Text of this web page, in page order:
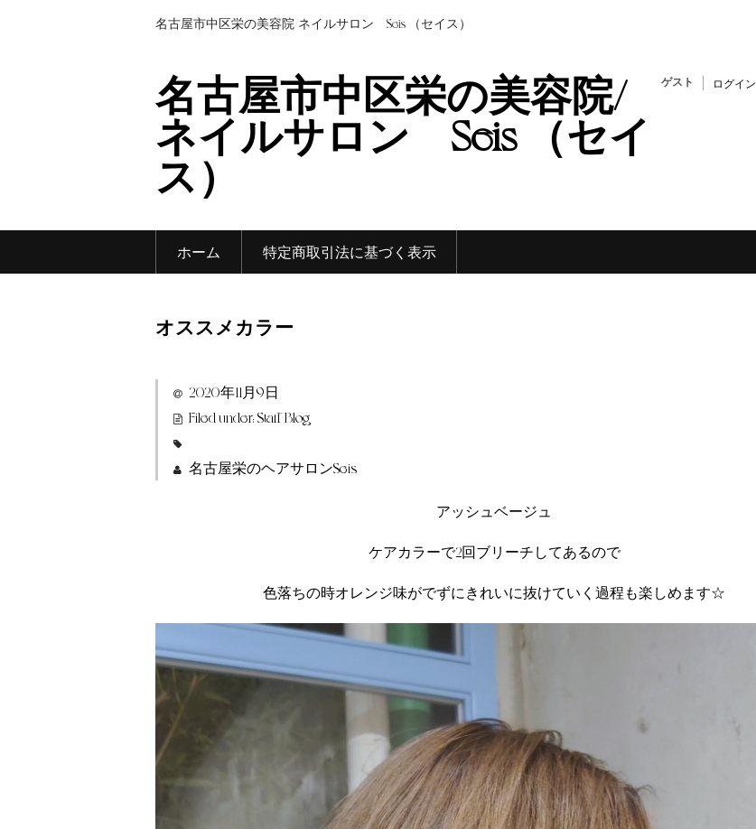
名古屋市中区栄の美容院/ネイルサロン Seis （セイス）
名古屋市中区栄の美容院/
ネイルサロン Seis （セイ
ス）
ゲスト ログイン
ホーム 特定商取引法に基づく表示
オススメカラー
2020年11月9日
Filed under: Staff Blog
名古屋栄のヘアサロンSeis
アッシュベージュ
ケアカラーで2回ブリーチしてあるので
色落ちの時オレンジ味がでずにきれいに抜けていく過程も楽しめます☆